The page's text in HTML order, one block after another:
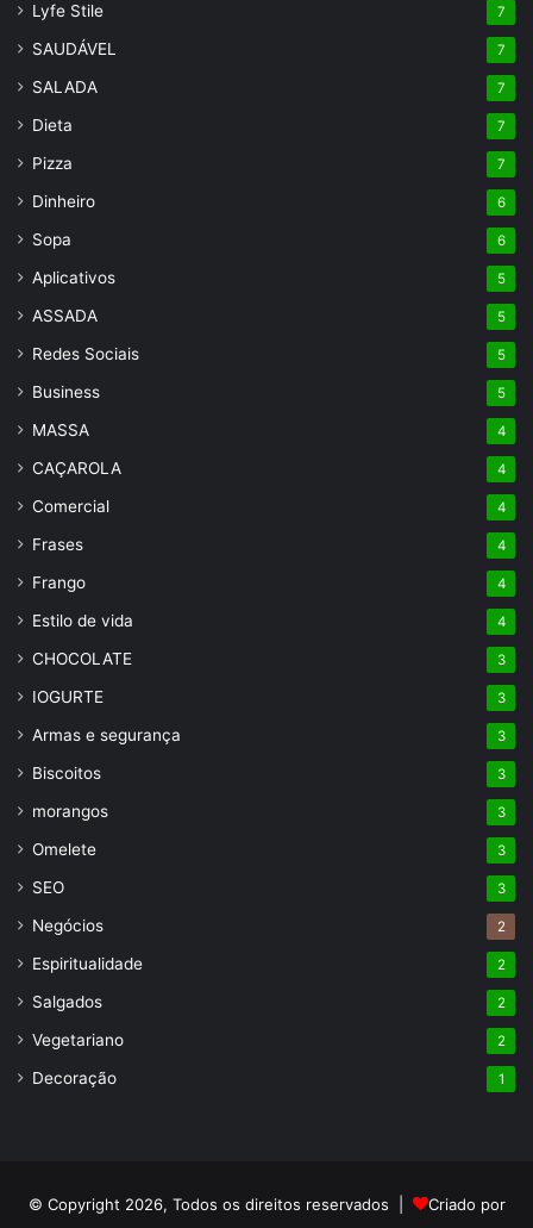
Lyfe Stile 7
SAUDÁVEL 7
SALADA 7
Dieta 7
Pizza 7
Dinheiro 6
Sopa 6
Aplicativos 5
ASSADA 5
Redes Sociais 5
Business 5
MASSA 4
CAÇAROLA 4
Comercial 4
Frases 4
Frango 4
Estilo de vida 4
CHOCOLATE 3
IOGURTE 3
Armas e segurança 3
Biscoitos 3
morangos 3
Omelete 3
SEO 3
Negócios 2
Espiritualidade 2
Salgados 2
Vegetariano 2
Decoração 1
© Copyright 2026, Todos os direitos reservados | Criado por